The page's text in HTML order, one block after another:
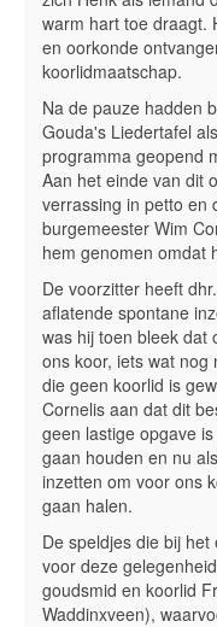
warm hart toe draagt.
en oorkonde
koorlidmaatschap.
Na de pauze hadden
Gouda's Liedertafel
programma geopend
Aan het einde van dit
verrassing in petto en
burgemeester Wim
hem genomen omdat
De voorzitter heeft
aflatende spontane
was hij toen bleek dat
ons koor, iets wat
die geen koorlid is
Cornelis aan dat dit
geen lastige opgave
gaan houden en nu
inzetten om voor ons
gaan halen.
De speldjes die bij
voor deze
goudsmid en koorlid
Waddinxveen),